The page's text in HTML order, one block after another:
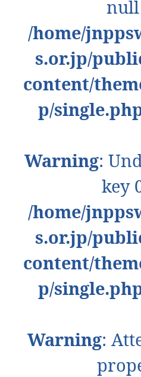
/home/
s.or.jp/
content/
p/
Warning:
key
/home/
s.or.jp/
content/
p/
Warning: